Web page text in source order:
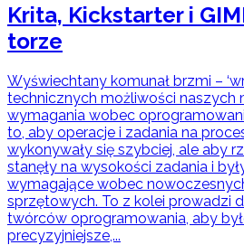
Krita, Kickstarter i
torze
Wyświechtany komunał brzmi –
technicznych możliwości naszych
wymagania wobec
to, aby operacje i zadania na
wykonywały się szybciej, ale aby
stanęły na wysokości zadania i
wymagające wobec
sprzętowych. To z kolei prowadzi
twórców oprogramowania, aby
precyzyjniejsze,...